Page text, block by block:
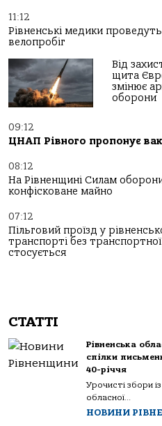
11:12
Рівненські медики
велопробіг
Від
щита
змінює
оборони
09:12
ЦНАП Рівного пропонує
08:12
На Рівненщині Силам
конфісковане майно
07:12
Пільговий проїзд у
транспорті без
стосується
СТАТТІ
Рівненська
спілки
40-річчя
Урочисті збори
обласної...
НОВИНИ